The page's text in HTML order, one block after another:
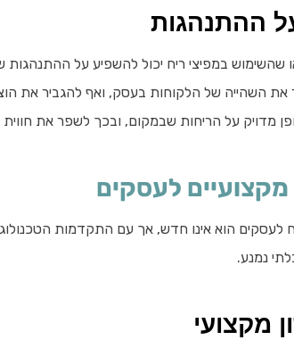
ההתנהגות
שהשימוש במפיצי ריח יכול להשפיע על ההתנהגות
את השהייה של הלקוחות בעסק, ואף להגביר את
מדויק על הריחות שבמקום, ובכך לשפר את
מקצועיים לעסקים
לעסקים הוא אינו חדש, אך עם התקדמות
נמנע.
מקצועי